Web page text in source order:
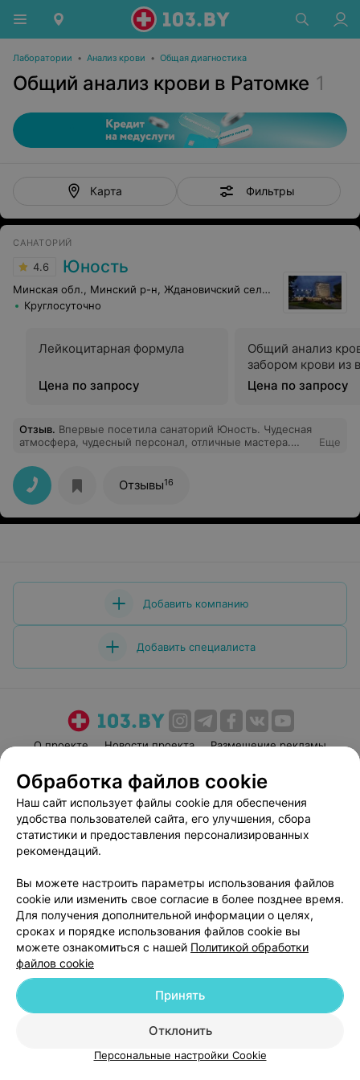
Лаборатории • Анализ крови • Общая диагностика
Общий анализ крови в Ратомке 1
Карта Фильтры
САНАТОРИЙ
4.6 Юность
Минская обл., Минский р-н, Ждановичский сельсовет, 67
Круглосуточно
Лейкоцитарная формула
Цена по запросу
Общий анализ
забором крови из
Цена по запросу
Отзыв. Впервые посетила санаторий Юность. Чудесная
атмосфера, чудесный персонал, отличные мастера.
гимнастике на суставы и скандинавской ходьбе,
тренер Катерина. Особая ей благодарность, она
Мастер своего дела. Доставило истинное
наслаждение посещение спа. Массажист Наталья.
Массаж меня очень расслабил, все было
Еще
Отзывы16
Добавить компанию
Добавить специалиста
О проекте Новости проекта
Размещение рекламы
Пользовательское соглашение
Способы оплаты
Вакансии
Партнеры
Написать руководителю 103.by
Персональные настройки cookie
Обработка персональных данных
© 2026 ООО «Артокс Лаб», УНП 191700409| 220012, Республика Беларусь,
г. Минск, улица Толбухина, 2, пом. 16 | help@103.by
Служба поддержки +375 291212755
Обработка файлов cookie
Наш сайт использует файлы cookie для обеспечения
удобства пользователей сайта, его улучшения, сбора
статистики и предоставления персонализированных
рекомендаций.
Вы можете настроить параметры использования файлов
cookie или изменить свое согласие в более позднее время.
Для получения дополнительной информации о целях,
сроках и порядке использования файлов cookie вы
можете ознакомиться с нашей Политикой обработки
файлов cookie
Отклонить
Принять
Персональные настройки Cookie